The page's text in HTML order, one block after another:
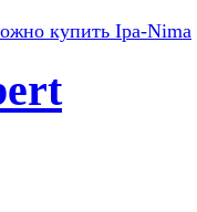
купить Ipa-Nima